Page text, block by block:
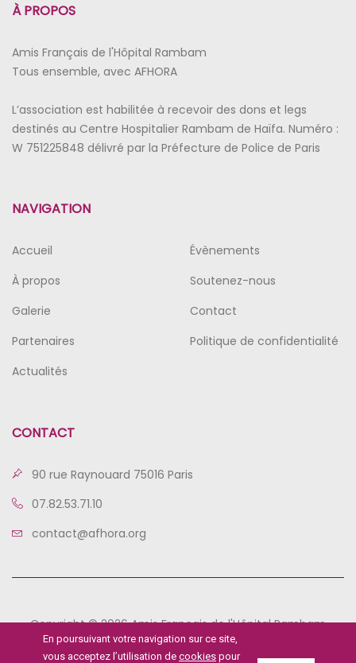
À PROPOS
Amis Français de l'Hôpital Rambam
Tous ensemble, avec AFHORA
L’association est habilitée à recevoir des dons et legs
destinés au Centre Hospitalier Rambam de Haïfa. Numéro :
W 751225848 délivré par la Préfecture de Police de Paris
NAVIGATION
Accueil
À propos
Galerie
Partenaires
Actualités
Évènements
Soutenez-nous
Contact
Politique de confidentialité
CONTACT
90 rue Raynouard 75016 Paris
07.82.53.71.10
contact@afhora.org
Copyright © 2026 Amis Français de l'Hôpital Rambam
En poursuivant votre navigation sur ce site,
vous acceptez l’utilisation de cookies pour